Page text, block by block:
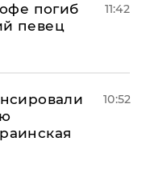
погиб
певец
11:42
10:52